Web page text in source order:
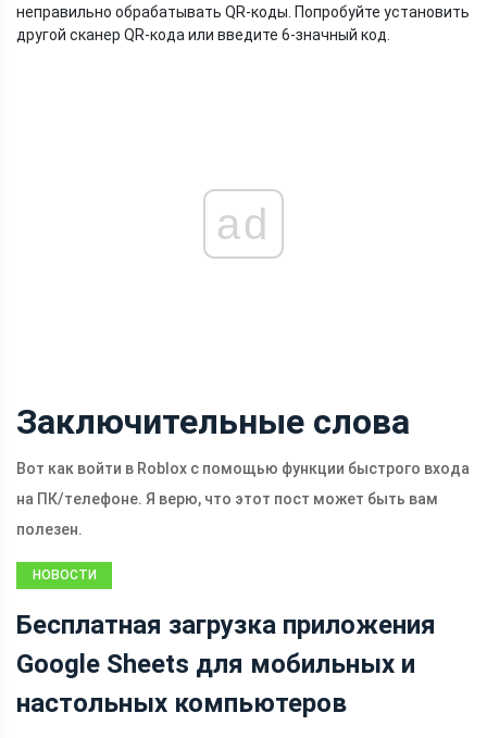
неправильно обрабатывать QR-коды. Попробуйте установить
другой сканер QR-кода или введите 6-значный код.
ad
Заключительные слова
Вот как войти в Roblox с помощью функции быстрого входа
на ПК/телефоне. Я верю, что этот пост может быть вам
полезен.
НОВОСТИ
Бесплатная загрузка приложения
Google Sheets для мобильных и
настольных компьютеров